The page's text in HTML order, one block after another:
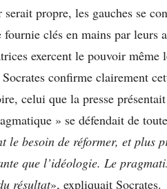
propre, les gauches se
clés en mains par leurs
exercent le pouvoir même
confirme clairement
celui que la presse
» se défendait de
le besoin de réformer, et plus
que l’idéologie. Le
résultat», expliquait Socrates.